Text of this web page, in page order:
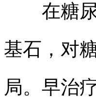
在糖尿
基石，对
局。早治